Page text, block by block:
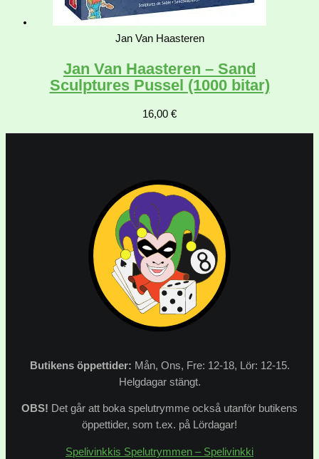
Jan Van Haasteren
Jan Van Haasteren – Sand
Sculptures Pussel (1000 bitar)
16,00 €
Butikens öppettider: Mån, Ons, Fre: 12-18, Lör: 12-15.
Helgdagar stängt.
OBS! Det går att boka spelutrymme också utanför butikens
öppettider, som t.ex. på Lördagar!
Spelivinkkis Spelutrymmen – Spelivinkki